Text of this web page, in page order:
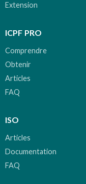
Extension
ICPF PRO
Comprendre
Obtenir
Articles
FAQ
ISO
Articles
Documentation
FAQ